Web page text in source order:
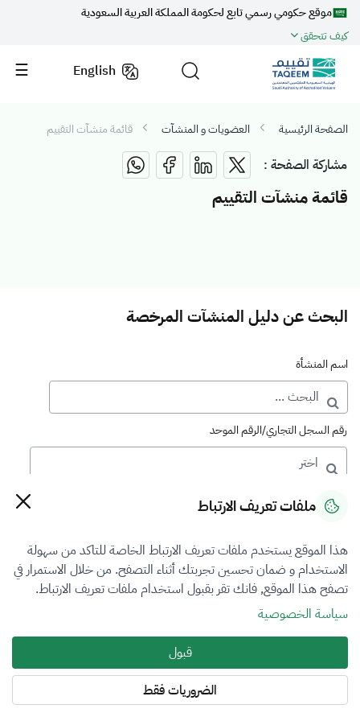
موقع حكومي رسمي تابع لحكومة المملكة العربية السعودية
كيف تتحقق
English
الصفحة الرئيسية العضويات و المنشآت قائمة منشآت التقييم
مشاركة الصفحة :
قائمة منشآت التقييم
البحث عن دليل المنشآت المرخصة
اسم المنشأة
رقم السجل التجاري/الرقم الموحد
رقم الترخيص
التصنيف
VFR3
فرع التقييم
ملفات تعريف الارتباط
هذا الموقع يستخدم ملفات تعريف الارتباط الخاصة للتاكد من سهولة
الاستخدام و ضمان تحسين تجربتك أثناء التصفح. من خلال الاستمرار في
تصفح هذا الموقع, فانك تقر بقبول استخدام ملفات تعريف الارتباط.
سياسة الخصوصية
قبول
الضروريات فقط